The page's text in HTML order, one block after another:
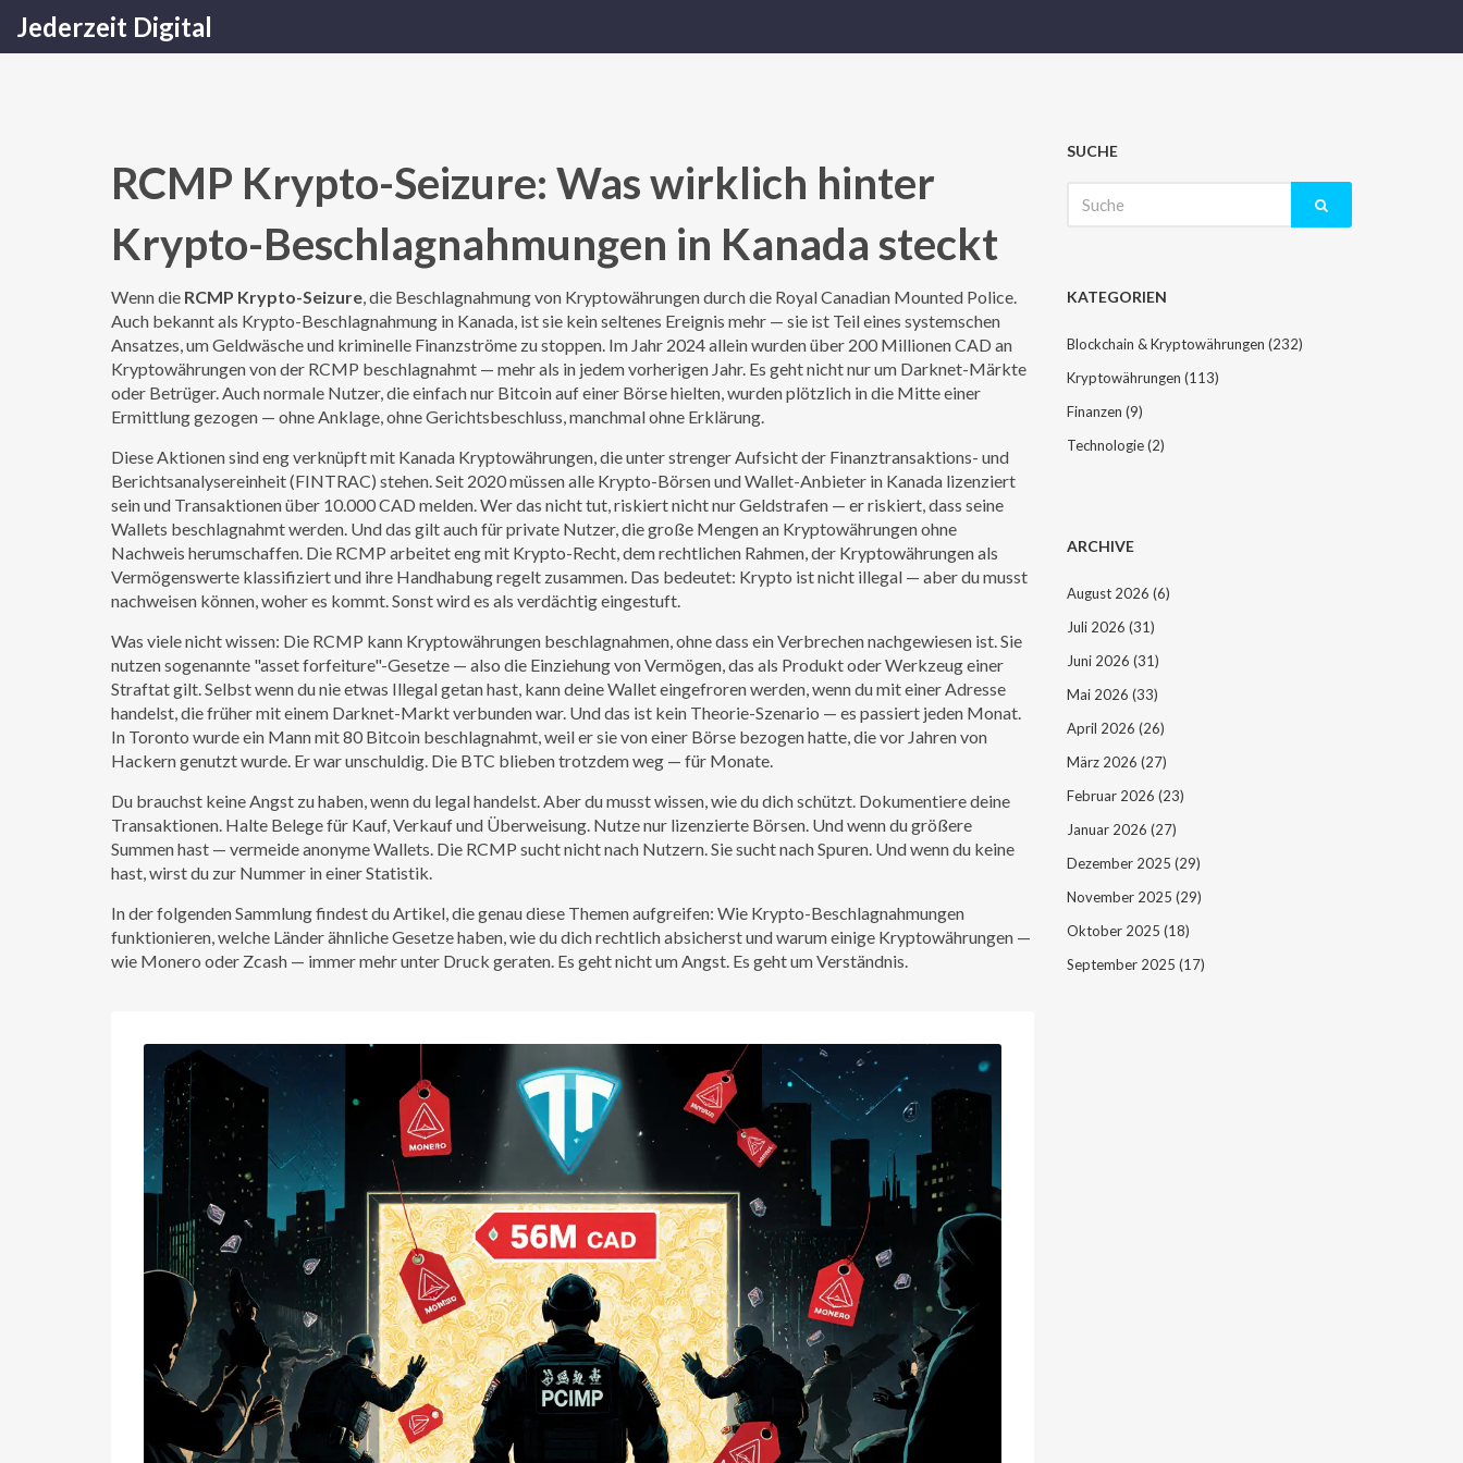
Jederzeit Digital
RCMP Krypto-Seizure: Was wirklich hinter
Krypto-Beschlagnahmungen in Kanada steckt
Wenn die RCMP Krypto-Seizure,die Beschlagnahmung von Kryptowährungen durch die Royal Canadian Mounted Police.
Auch bekannt als Krypto-Beschlagnahmung in Kanada, ist sie kein seltenes Ereignis mehr — sie ist Teil eines systemschen
Ansatzes, um Geldwäsche und kriminelle Finanzströme zu stoppen. Im Jahr 2024 allein wurden über 200 Millionen CAD an
Kryptowährungen von der RCMP beschlagnahmt — mehr als in jedem vorherigen Jahr. Es geht nicht nur um Darknet-Märkte
oder Betrüger. Auch normale Nutzer, die einfach nur Bitcoin auf einer Börse hielten, wurden plötzlich in die Mitte einer
Ermittlung gezogen — ohne Anklage, ohne Gerichtsbeschluss, manchmal ohne Erklärung.
Diese Aktionen sind eng verknüpft mit Kanada Kryptowährungen,die unter strenger Aufsicht der Finanztransaktions- und
Berichtsanalysereinheit (FINTRAC) stehen. Seit 2020 müssen alle Krypto-Börsen und Wallet-Anbieter in Kanada lizenziert
sein und Transaktionen über 10.000 CAD melden. Wer das nicht tut, riskiert nicht nur Geldstrafen — er riskiert, dass seine
Wallets beschlagnahmt werden. Und das gilt auch für private Nutzer, die große Mengen an Kryptowährungen ohne
Nachweis herumschaffen. Die RCMP arbeitet eng mit Krypto-Recht,dem rechtlichen Rahmen, der Kryptowährungen als
Vermögenswerte klassifiziert und ihre Handhabung regelt zusammen. Das bedeutet: Krypto ist nicht illegal — aber du musst
nachweisen können, woher es kommt. Sonst wird es als verdächtig eingestuft.
Was viele nicht wissen: Die RCMP kann Kryptowährungen beschlagnahmen, ohne dass ein Verbrechen nachgewiesen ist. Sie
nutzen sogenannte "asset forfeiture"-Gesetze — also die Einziehung von Vermögen, das als Produkt oder Werkzeug einer
Straftat gilt. Selbst wenn du nie etwas Illegal getan hast, kann deine Wallet eingefroren werden, wenn du mit einer Adresse
handelst, die früher mit einem Darknet-Markt verbunden war. Und das ist kein Theorie-Szenario — es passiert jeden Monat.
In Toronto wurde ein Mann mit 80 Bitcoin beschlagnahmt, weil er sie von einer Börse bezogen hatte, die vor Jahren von
Hackern genutzt wurde. Er war unschuldig. Die BTC blieben trotzdem weg — für Monate.
Du brauchst keine Angst zu haben, wenn du legal handelst. Aber du musst wissen, wie du dich schützt. Dokumentiere deine
Transaktionen. Halte Belege für Kauf, Verkauf und Überweisung. Nutze nur lizenzierte Börsen. Und wenn du größere
Summen hast — vermeide anonyme Wallets. Die RCMP sucht nicht nach Nutzern. Sie sucht nach Spuren. Und wenn du keine
hast, wirst du zur Nummer in einer Statistik.
In der folgenden Sammlung findest du Artikel, die genau diese Themen aufgreifen: Wie Krypto-Beschlagnahmungen
funktionieren, welche Länder ähnliche Gesetze haben, wie du dich rechtlich absicherst und warum einige Kryptowährungen —
wie Monero oder Zcash — immer mehr unter Druck geraten. Es geht nicht um Angst. Es geht um Verständnis.
SUCHE
nach:
KATEGORIEN
Blockchain & Kryptowährungen (232)
Kryptowährungen (113)
Finanzen (9)
Technologie(2)
ARCHIVE
August 2026 (6)
Juli 2026 (31)
Juni 2026 (31)
Mai 2026 (33)
April 2026 (26)
März 2026 (27)
Februar 2026 (23)
Januar 2026 (27)
Dezember 2025 (29)
November 2025 (29)
Oktober 2025 (18)
September 2025 (17)